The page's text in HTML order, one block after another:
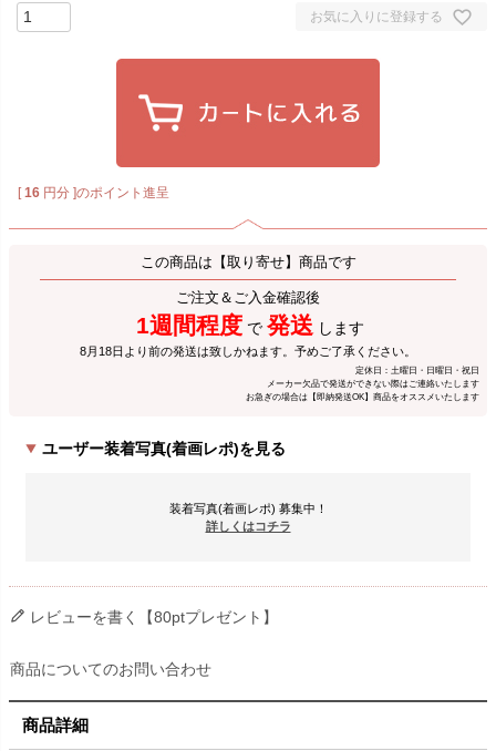
お気に入りに登録する
[16 円分 ]のポイント進呈
この商品は【取り寄せ】商品です
ご注文＆ご入金確認後
1週間程度 で 発送 します
8月18日より前の発送は致しかねます。予めご了承ください。
定休日：土曜日・日曜日・祝日
メーカー欠品で発送ができない際はご連絡いたします
お急ぎの場合は【即納発送OK】商品をオススメいたします
ユーザー装着写真(着画レポ)を見る
装着写真(着画レポ) 募集中！
詳しくはコチラ
レビューを書く【80ptプレゼント】
商品についてのお問い合わせ
商品詳細